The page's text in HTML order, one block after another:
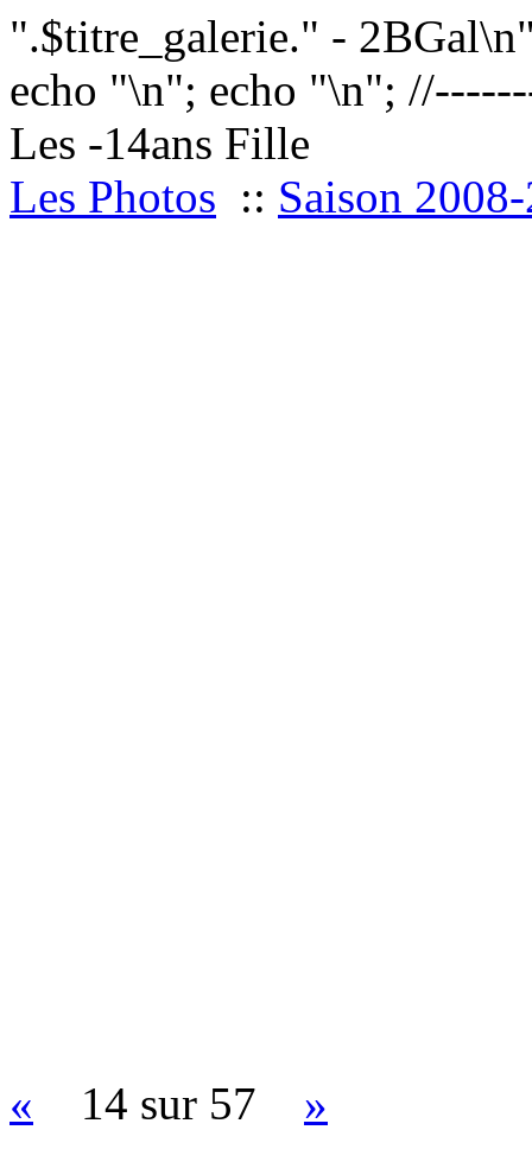
".$titre_galerie." -
echo "\n"; echo "\n";
Les -14ans Fille
Les Photos :: Saison
« 14 sur 57 »